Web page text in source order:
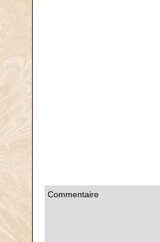
Commentaire